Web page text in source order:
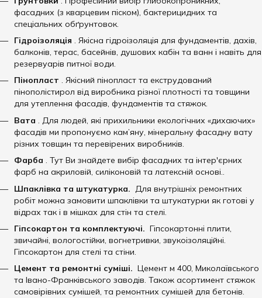
фасадних (з кварцевим піском), бактерицидних та
спеціальних обґрунтовок.
Гідроізоляція . Якісна гідроізоляція для фундаментів, дахів,
балконів, терас, басейнів, душових кабін та ванн і навіть для
резервуарів питної води.
Пінопласт . Якісний пінопласт та екструдований
пінополістирол від виробника різної плотності та товщини
для утеплення фасадів, фундаментів та стяжок.
Вата . Для людей, які прихильники екологічних «дихаючих»
фасадів ми пропонуємо кам’яну, мінеральну фасадну вату
різних товщин та перевірених виробників.
Фарба . Тут Ви знайдете вибір фасадних та інтер'єрних
фарб на акриловій, силіконовій та латексній основі..
Шпаклівка та штукатурка.
Для внутрішніх ремонтних
робіт можна замовити шпаклівки та штукатурки як готові у
відрах так і в мішках для стін та стелі.
Гіпсокартон та комплектуючі. Гіпсокартонні плити,
звичайні, вологостійки, вогнетривки, звукоізоляційні.
Гіпсокартон для стелі та стіни.
Цемент та ремонтні суміші. Цемент м 400, Миколаївського
та Івано-Франківського заводів. Також асортимент стяжок
самовірівних сумішей, та ремонтних сумішей для бетонів.